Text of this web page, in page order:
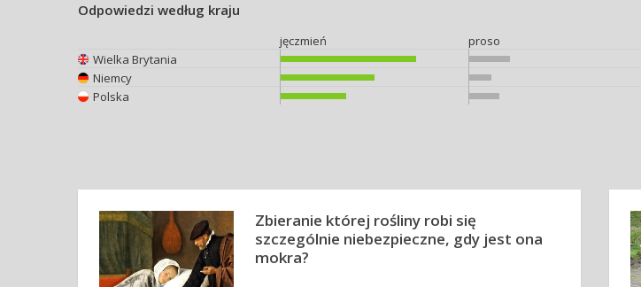
Odpowiedzi według kraju
jęczmień proso
Wielka Brytania
Niemcy
Polska
Zbieranie której rośliny robi się
szczególnie niebezpieczne, gdy jest ona
mokra?